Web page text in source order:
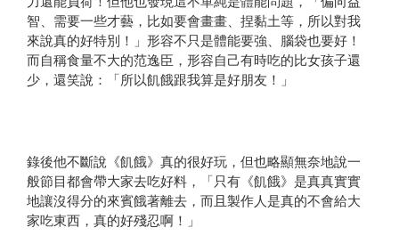
智、需要一些才藝，比如要會畫畫、捏黏土等，所以對我
來說真的好特別！」形容不只是體能要強、腦袋也要好！
而自稱食量不大的范逸臣，形容自己有時吃的比女孩子還
少，還笑說：「所以飢餓跟我算是好朋友！」
錄後他不斷說《飢餓》真的很好玩，但也略顯無奈地說一
般節目都會帶大家去吃好料，「只有《飢餓》是真真實實
地讓沒得分的來賓餓著離去，而且製作人是真的不會給大
家吃東西，真的好殘忍啊！」